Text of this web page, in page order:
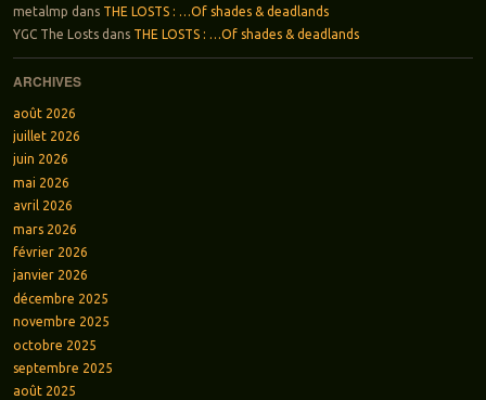
metalmp dans THE LOSTS : …Of shades & deadlands
YGC The Lostsdans THE LOSTS : …Of shades & deadlands
ARCHIVES
août 2026
juillet 2026
juin 2026
mai 2026
avril 2026
mars 2026
février 2026
janvier 2026
décembre 2025
novembre 2025
octobre 2025
septembre 2025
août 2025